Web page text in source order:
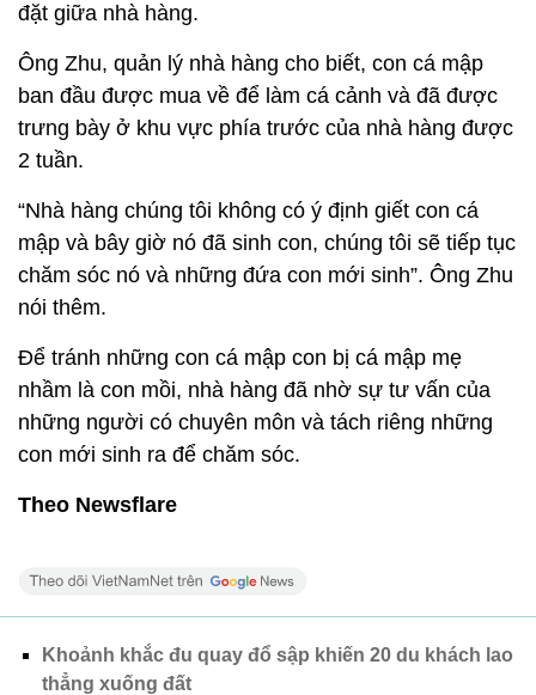
đặt giữa nhà hàng.
Ông Zhu, quản lý nhà hàng cho biết, con cá mập
ban đầu được mua về để làm cá cảnh và đã được
trưng bày ở khu vực phía trước của nhà hàng được
2 tuần.
“Nhà hàng chúng tôi không có ý định giết con cá
mập và bây giờ nó đã sinh con, chúng tôi sẽ tiếp tục
chăm sóc nó và những đứa con mới sinh”. Ông Zhu
nói thêm.
Để tránh những con cá mập con bị cá mập mẹ
nhầm là con mồi, nhà hàng đã nhờ sự tư vấn của
những người có chuyên môn và tách riêng những
con mới sinh ra để chăm sóc.
Theo Newsflare
Khoảnh khắc đu quay đổ sập khiến 20 du khách lao
thẳng xuống đất